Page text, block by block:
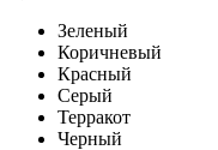
Зеленый
Коричневый
Красный
Серый
Терракот
Черный